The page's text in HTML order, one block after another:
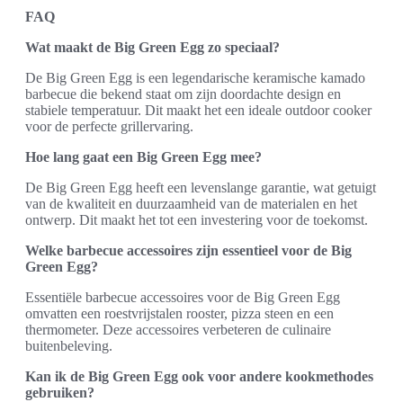
FAQ
Wat maakt de Big Green Egg zo speciaal?
De Big Green Egg is een legendarische keramische kamado
barbecue die bekend staat om zijn doordachte design en
stabiele temperatuur. Dit maakt het een ideale outdoor cooker
voor de perfecte grillervaring.
Hoe lang gaat een Big Green Egg mee?
De Big Green Egg heeft een levenslange garantie, wat getuigt
van de kwaliteit en duurzaamheid van de materialen en het
ontwerp. Dit maakt het tot een investering voor de toekomst.
Welke barbecue accessoires zijn essentieel voor de Big
Green Egg?
Essentiële barbecue accessoires voor de Big Green Egg
omvatten een roestvrijstalen rooster, pizza steen en een
thermometer. Deze accessoires verbeteren de culinaire
buitenbeleving.
Kan ik de Big Green Egg ook voor andere kookmethodes
gebruiken?